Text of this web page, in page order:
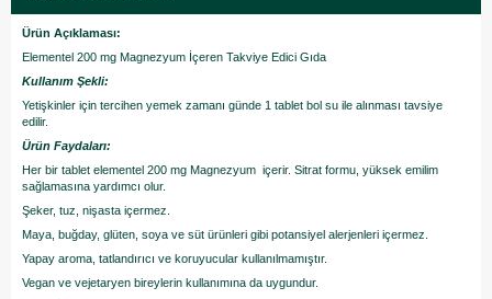
Ürün Açıklaması:
Elementel 200 mg Magnezyum İçeren Takviye Edici Gıda
Kullanım Şekli:
Yetişkinler için tercihen yemek zamanı günde 1 tablet bol su ile alınması tavsiye
edilir.
Ürün Faydaları:
Her bir tablet elementel 200 mg Magnezyum içerir. Sitrat formu, yüksek emilim
sağlamasına yardımcı olur.
Şeker, tuz, nişasta içermez.
Maya, buğday, glüten, soya ve süt ürünleri gibi potansiyel alerjenleri içermez.
Yapay aroma, tatlandırıcı ve koruyucular kullanılmamıştır.
Vegan ve vejetaryen bireylerin kullanımına da uygundur.